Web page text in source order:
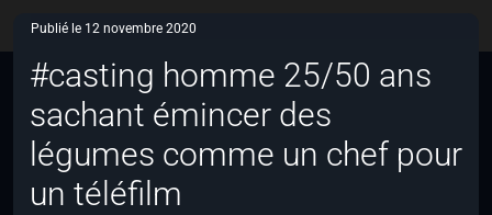
Publié le 12 novembre 2020
#casting homme 25/50 ans
sachant émincer des
légumes comme un chef pour
un téléfilm